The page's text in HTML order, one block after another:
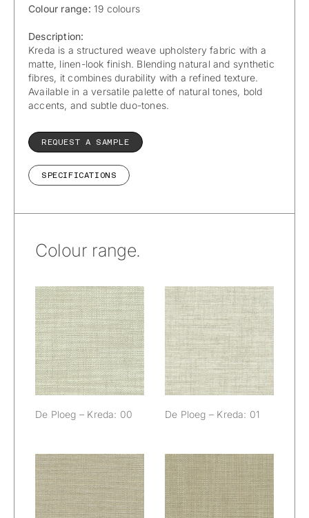
Colour range: 19 colours
Description:
Kreda is a structured weave upholstery fabric with a
matte, linen-look finish. Blending natural and synthetic
fibres, it combines durability with a refined texture.
Available in a versatile palette of natural tones, bold
accents, and subtle duo-tones.
REQUEST A SAMPLE
SPECIFICATIONS
Colour range.
De Ploeg –
Kreda: 00
De Ploeg – Kreda: 00
De Ploeg –
Kreda: 01
De Ploeg – Kreda: 01
De Ploeg –
Kreda: 02
De Ploeg –
Kreda: 03